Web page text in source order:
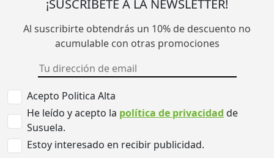
¡SUSCRÍBETE A LA NEWSLETTER!
Al suscribirte obtendrás un 10% de descuento no
acumulable con otras promociones
Acepto Politica Alta
He leído y acepto la política de privacidad de
Susuela.
Estoy interesado en recibir publicidad.